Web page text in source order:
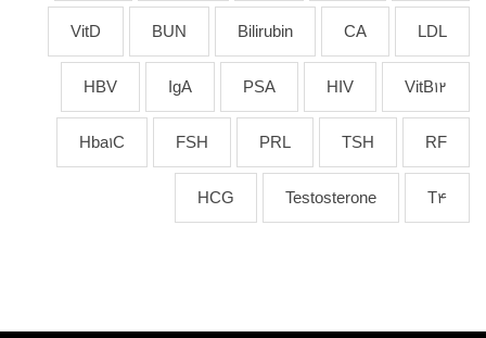
LDL
CA
Bilirubin
BUN
VitD
VitB12
HIV
PSA
IgA
HBV
RF
TSH
PRL
FSH
Hba1C
T4
Testosterone
HCG